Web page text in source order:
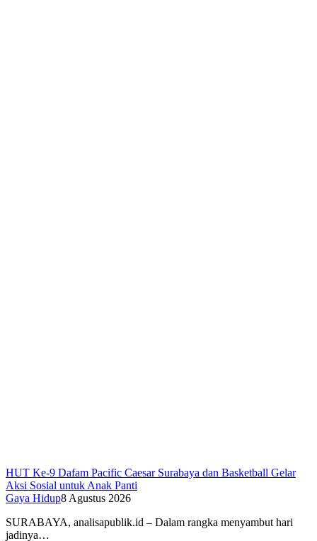
HUT Ke-9 Dafam Pacific Caesar Surabaya dan Basketball Gelar
Aksi Sosial untuk Anak Panti
Gaya Hidup8 Agustus 2026
SURABAYA, analisapublik.id – Dalam rangka menyambut hari
jadinya…